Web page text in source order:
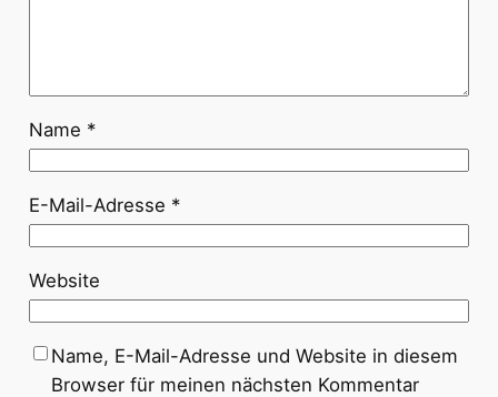
Name *
E-Mail-Adresse *
Website
Name, E-Mail-Adresse und Website in diesem
Browser für meinen nächsten Kommentar